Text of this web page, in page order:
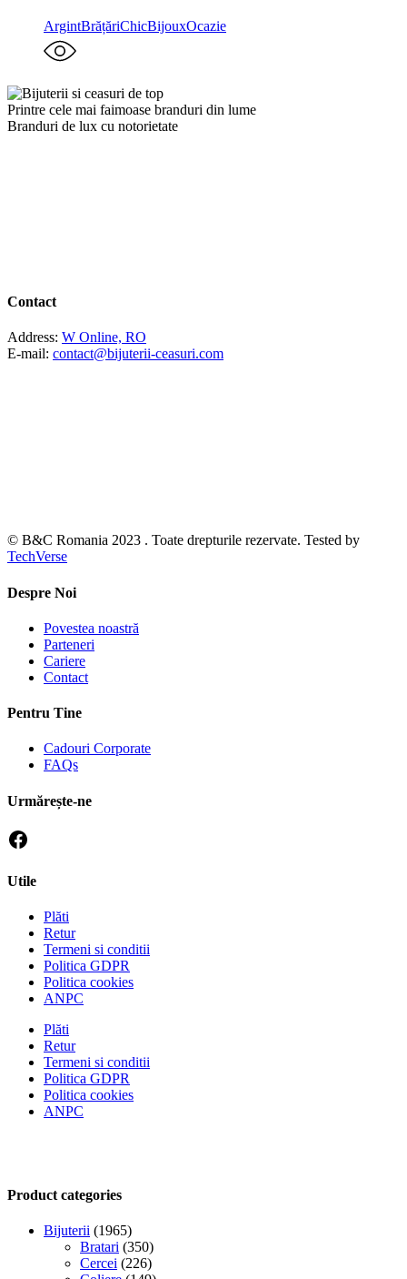
ArgintBrățăriChicBijouxOcazie
Printre cele mai faimoase branduri din lume
Branduri de lux cu notorietate
Contact
Address: W Online, RO
E-mail: contact@bijuterii-ceasuri.com
© B&C Romania 2023 . Toate drepturile rezervate. Tested by
TechVerse
Despre Noi
Povestea noastră
Parteneri
Cariere
Contact
Pentru Tine
Cadouri Corporate
FAQs
Urmărește-ne
Utile
Plăti
Retur
Termeni si conditii
Politica GDPR
Politica cookies
ANPC
Plăti
Retur
Termeni si conditii
Politica GDPR
Politica cookies
ANPC
Product categories
Bijuterii (1965)
Bratari (350)
Cercei (226)